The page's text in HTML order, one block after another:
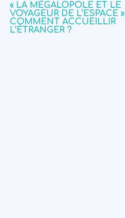
« LA MÉGALOPOLE ET LE
VOYAGEUR DE L’ESPACE »
COMMENT ACCUEILLIR
L’ÉTRANGER ?